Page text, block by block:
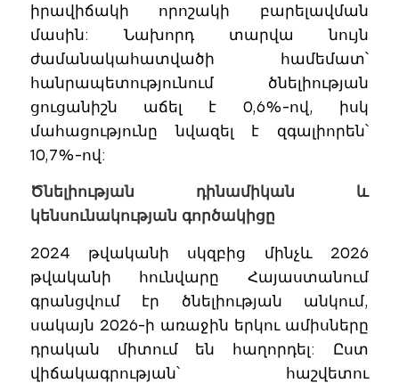
իրավիճակի որոշակի բարելավման
մասին: Նախորդ տարվա նույն
ժամանակահատվածի համեմատ՝
հանրապետությունում ծնելիության
ցուցանիշն աճել է 0,6%-ով, իսկ
մահացությունը նվազել է զգալիորեն՝
10,7%-ով:
Ծնելիության դինամիկան և
կենսունակության գործակիցը
2024 թվականի սկզբից մինչև 2026
թվականի հունվարը Հայաստանում
գրանցվում էր ծնելիության անկում,
սակայն 2026-ի առաջին երկու ամիսները
դրական միտում են հաղորդել: Ըստ
վիճակագրության՝ հաշվետու